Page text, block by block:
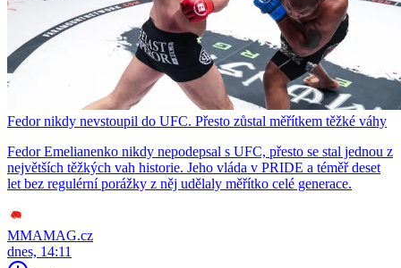
Fedor nikdy nevstoupil do UFC. Přesto zůstal měřítkem těžké váhy
Fedor Emelianenko nikdy nepodepsal s UFC, přesto se stal jednou z
největších těžkých vah historie. Jeho vláda v PRIDE a téměř deset
let bez regulérní porážky z něj udělaly měřítko celé generace.
MMAMAG.cz
dnes, 14:11